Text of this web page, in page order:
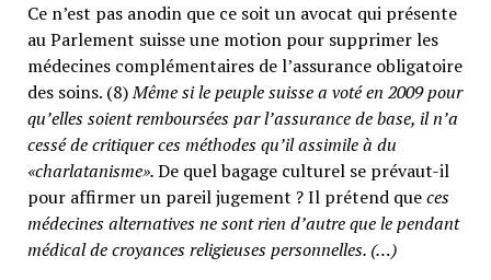
Ce n’est pas anodin que ce soit un avocat qui présente
au Parlement suisse une motion pour supprimer les
médecines complémentaires de l’assurance obligatoire
des soins. (8)Même si le peuple suisse a voté en 2009 pour
qu’elles soient remboursées par l’assurance de base, il n’a
cessé de critiquer ces méthodes qu’il assimile à du
«charlatanisme».De quel bagage culturel se prévaut-il
pour affirmer un pareil jugement ? Il prétend queces
médecines alternatives ne sont rien d’autre que le pendant
médical de croyances religieuses personnelles. (…)